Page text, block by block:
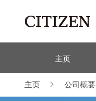
主页
主页 公司概要